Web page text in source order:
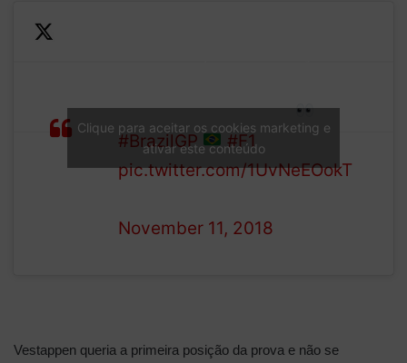
LAP
36/71
Hamilton…. game on!
#BrazilGP
#F1
pic.twitter.com/1UvNeEOokT
November 11, 2018
Clique para aceitar os cookies marketing e
ativar este conteúdo
Vestappen queria a primeira posição da prova e não se